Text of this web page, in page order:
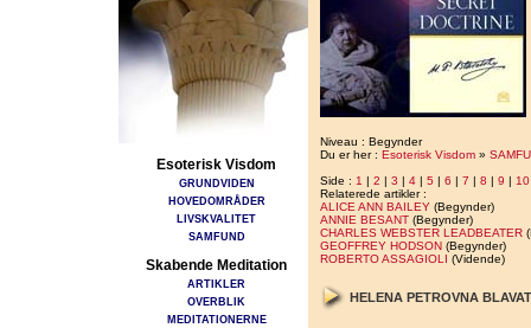
Esoterisk Visdom
GRUNDVIDEN
HOVEDOMRÅDER
LIVSKVALITET
SAMFUND
Skabende Meditation
ARTIKLER
OVERBLIK
MEDITATIONERNE
Niveau : Begynder
Du er her : Esoterisk Visdom »
Side : 1 | 2 | 3 | 4 | 5 | 6 | 7 | 8 | 9 | 10
Relaterede artikler :
ALICE ANN BAILEY (Begynder)
ANNIE BESANT (Begynder)
CHARLES WEBSTER LEADBEATER
GEOFFREY HODSON (Begynder)
ROBERTO ASSAGIOLI (Vidende)
HELENA PETROVNA